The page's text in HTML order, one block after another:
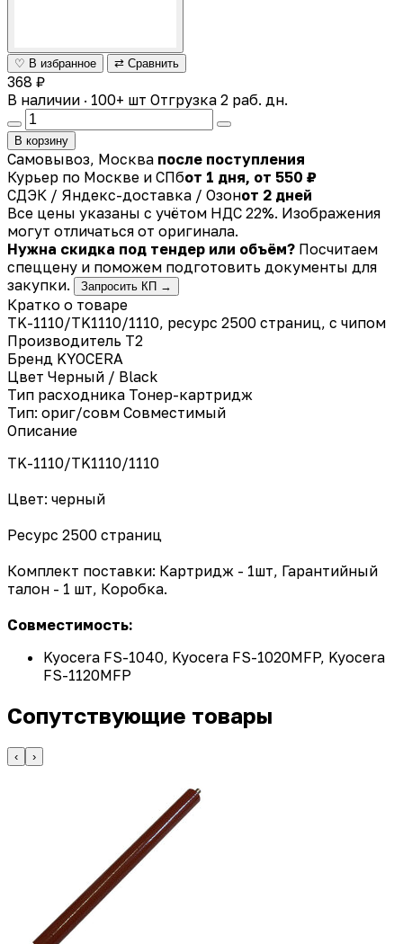
♡ В избранное ⇄ Сравнить
368 ₽
В наличии · 100+ шт Отгрузка 2 раб. дн.
В корзину
Самовывоз, Москва после поступления
Курьер по Москве и СПбот 1 дня, от 550 ₽
СДЭК / Яндекс-доставка / Озонот 2 дней
Все цены указаны с учётом НДС 22%. Изображения
могут отличаться от оригинала.
Нужна скидка под тендер или объём? Посчитаем
спеццену и поможем подготовить документы для
закупки.
Запросить КП →
Кратко о товаре
TK-1110/TK1110/1110, ресурс 2500 страниц, с чипом
Производитель T2
Бренд KYOCERA
Цвет Черный / Black
Тип расходника Тонер-картридж
Тип: ориг/совм Совместимый
Описание
TK-1110/TK1110/1110
Цвет: черный
Ресурс 2500 страниц
Комплект поставки: Картридж - 1шт, Гарантийный
талон - 1 шт, Коробка.
Совместимость:
Kyocera FS-1040, Kyocera FS-1020MFP, Kyocera
FS-1120MFP
Сопутствующие товары
‹ ›